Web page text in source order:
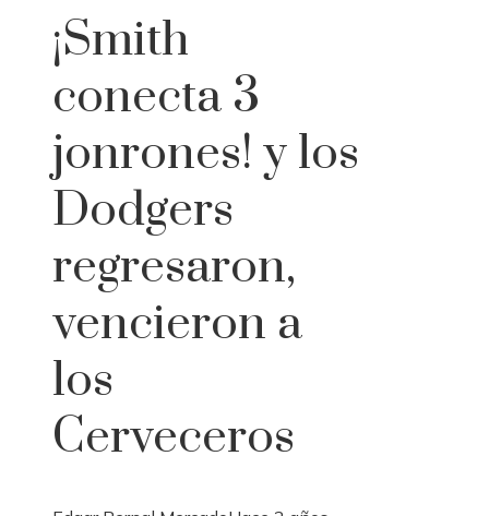
¡Smith
conecta 3
jonrones! y los
Dodgers
regresaron,
vencieron a
los
Cerveceros